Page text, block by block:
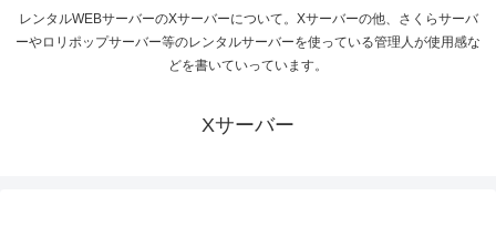
レンタルWEBサーバーのXサーバーについて。Xサーバーの他、さくらサーバ
ーやロリポップサーバー等のレンタルサーバーを使っている管理人が使用感な
どを書いていっています。
Xサーバー